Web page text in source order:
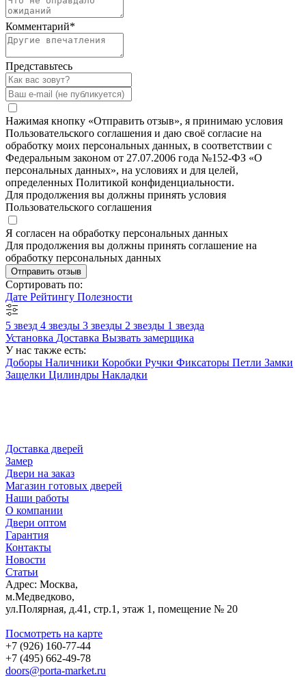
Комментарий*
Представьтесь
Нажимая кнопку «Отправить отзыв», я принимаю условия
Пользовательского соглашения и даю своё согласие на
обработку моих персональных данных, в соответствии с
Федеральным законом от 27.07.2006 года №152-ФЗ «О
персональных данных», на условиях и для целей,
определенных Политикой конфиденциальности.
Для продолжения вы должны принять условия
Пользовательского соглашения
Я согласен на обработку персональных данных
Для продолжения вы должны принять соглашение на
обработку персональных данных
Отправить отзыв
Сортировать по:
Дате Рейтингу Полезности
5 звезд 4 звезды 3 звезды 2 звезды 1 звезда
Установка Доставка Вызвать замерщика
У нас также есть:
Доборы Наличники Коробки Ручки Фиксаторы Петли Замки
Защелки Цилиндры Накладки
Доставка дверей
Замер
Двери на заказ
Магазин готовых дверей
Наши работы
О компании
Двери оптом
Гарантия
Контакты
Новости
Статьи
Адрес: Москва,
м.Медведково,
ул.Полярная, д.41, стр.1, этаж 1, помещение № 20
Посмотреть на карте
+7 (926) 160-77-44
+7 (495) 662-49-78
doors@porta-market.ru